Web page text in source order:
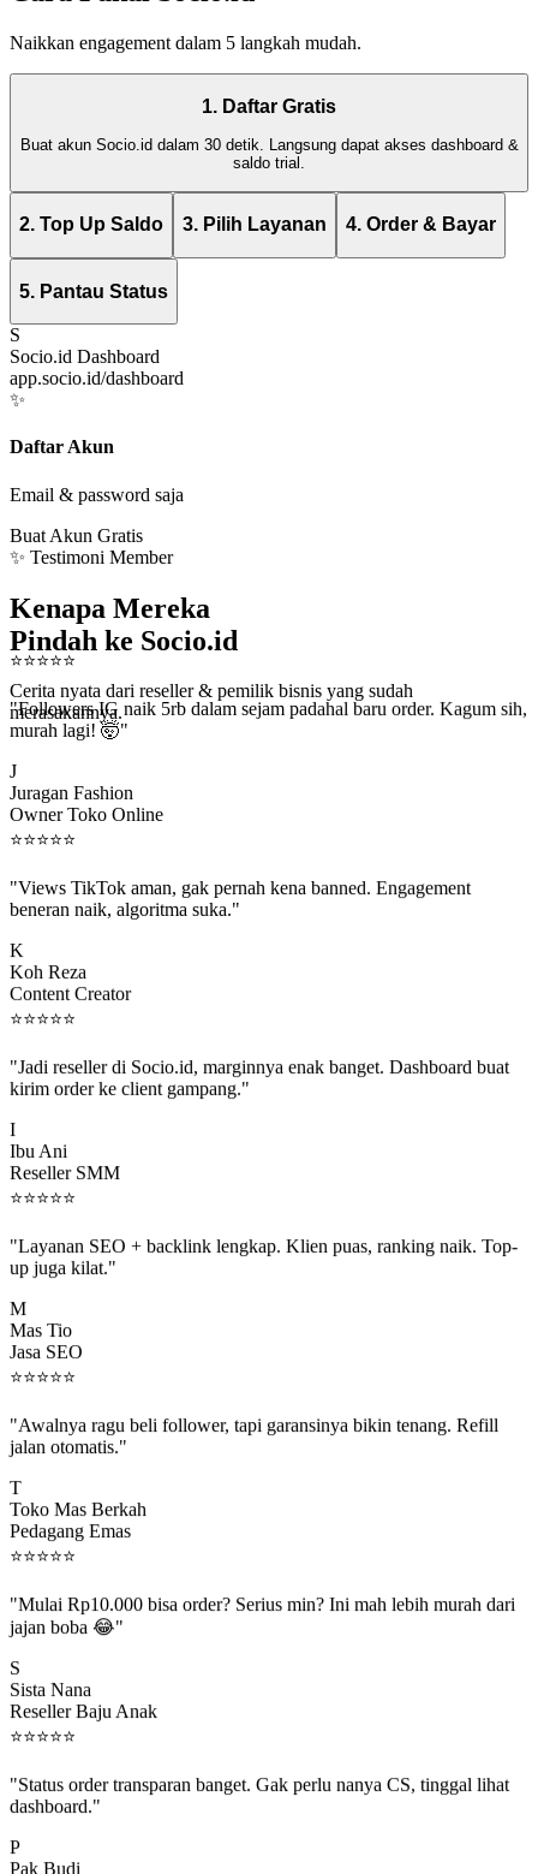
Naikkan engagement dalam 5 langkah mudah.
1. Daftar Gratis
Buat akun Socio.id dalam 30 detik. Langsung dapat akses dashboard &
saldo trial.
2. Top Up Saldo 3. Pilih Layanan 4. Order & Bayar
5. Pantau Status
S
Socio.id Dashboard
app.socio.id/dashboard
✨
Daftar Akun
Email & password saja
Buat Akun Gratis
✨ Testimoni Member
Kenapa Mereka
Pindah ke Socio.id
Cerita nyata dari reseller & pemilik bisnis yang sudah
merasakannya.
⭐⭐⭐⭐⭐
"Followers IG naik 5rb dalam sejam padahal baru order. Kagum sih,
murah lagi! 🤯"
Juragan Fashion
Owner Toko Online
⭐⭐⭐⭐ ⭐
beneran naik, algoritma suka."
Koh Reza
Content Creator
⭐⭐⭐⭐⭐
kirim order ke client gampang."
Ibu Ani
Reseller SMM
⭐⭐⭐⭐⭐
up juga kilat."
Mas Tio
Jasa SEO
⭐⭐⭐⭐⭐
jalan otomatis."
Toko Mas Berkah
Pedagang Emas
⭐⭐⭐⭐⭐
jajan boba 😂"
Sista Nana
Reseller Baju Anak
⭐⭐⭐⭐⭐
dashboard."
Pak Budi